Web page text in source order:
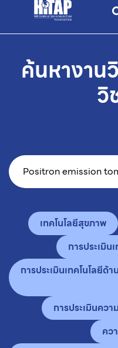
ค้นหางาน
วิ
เทคโนโลยีสุขภาพ
การประเมิน
การประเมินเทคโนโลยี
การประเมินคว
คว